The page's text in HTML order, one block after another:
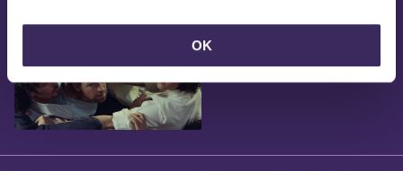
OKWillem’s Blog: Ão